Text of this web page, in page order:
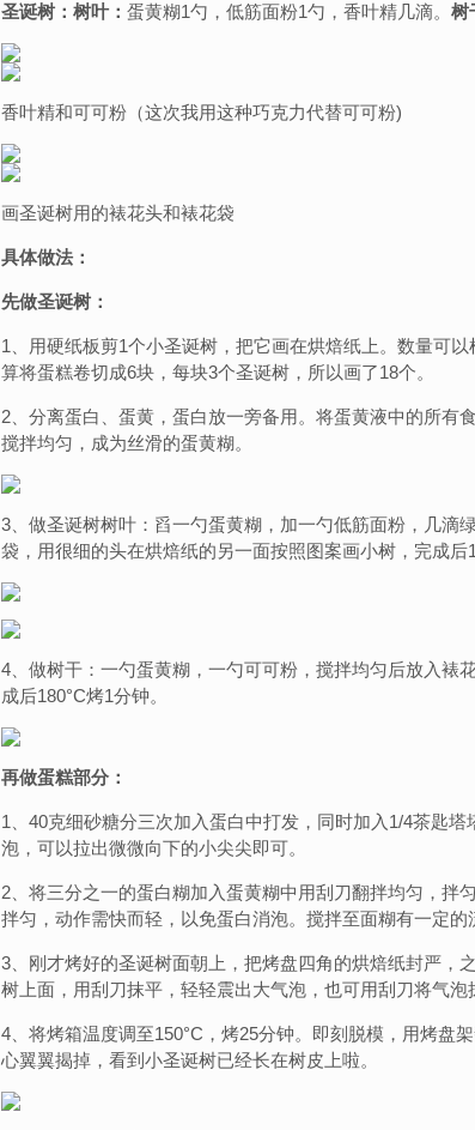
圣诞树：树叶： 蛋黄糊1勺，低筋面粉1勺，香叶精几滴。 树
香叶精和可可粉（这次我用这种巧克力代替可可粉)
画圣诞树用的裱花头和裱花袋
具体做法：
先做圣诞树：
1、用硬纸板剪1个小圣诞树，把它画在烘焙纸上。数量可
算将蛋糕卷切成6块，每块3个圣诞树，所以画了18个。
2、分离蛋白、蛋黄，蛋白放一旁备用。将蛋黄液中的所有
搅拌均匀，成为丝滑的蛋黄糊。
3、做圣诞树树叶：舀一勺蛋黄糊，加一勺低筋面粉，几滴
袋，用很细的头在烘焙纸的另一面按照图案画小树，完成后
4、做树干：一勺蛋黄糊，一勺可可粉，搅拌均匀后放入裱
成后180°C烤1分钟。
再做蛋糕部分：
1、40克细砂糖分三次加入蛋白中打发，同时加入1/4茶匙
泡，可以拉出微微向下的小尖尖即可。
2、将三分之一的蛋白糊加入蛋黄糊中用刮刀翻拌均匀，拌
拌匀，动作需快而轻，以免蛋白消泡。搅拌至面糊有一定的
3、刚才烤好的圣诞树面朝上，把烤盘四角的烘焙纸封严，
树上面，用刮刀抹平，轻轻震出大气泡，也可用刮刀将气泡
4、将烤箱温度调至150°C，烤25分钟。即刻脱模，用烤盘
心翼翼揭掉，看到小圣诞树已经长在树皮上啦。